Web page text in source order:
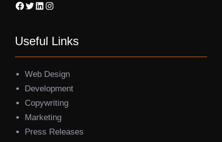
Facebook Twitter LinkedIn Instagram
Useful Links
Web Design
Development
Copywriting
Marketing
Press Releases